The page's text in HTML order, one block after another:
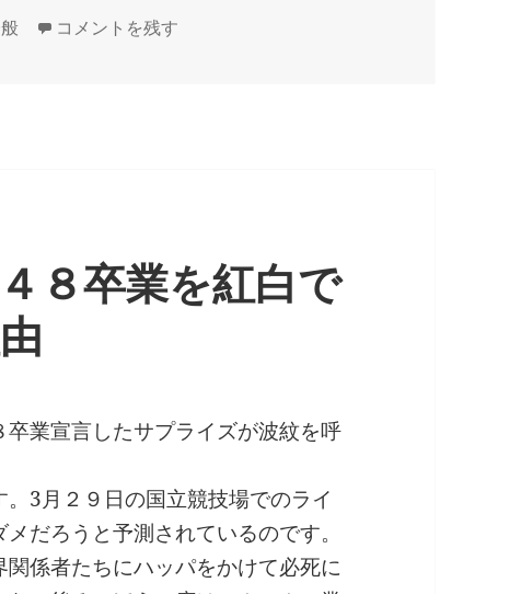
なぜ議論されない？ 日本が戦争に突入しかねない南スー
コメントを残す
８卒業を紅白で
業宣言したサプライズが波紋を呼
。3月２９日の国立競技場でのライ
だろうと予測されているのです。
係者たちにハッパをかけて必死に